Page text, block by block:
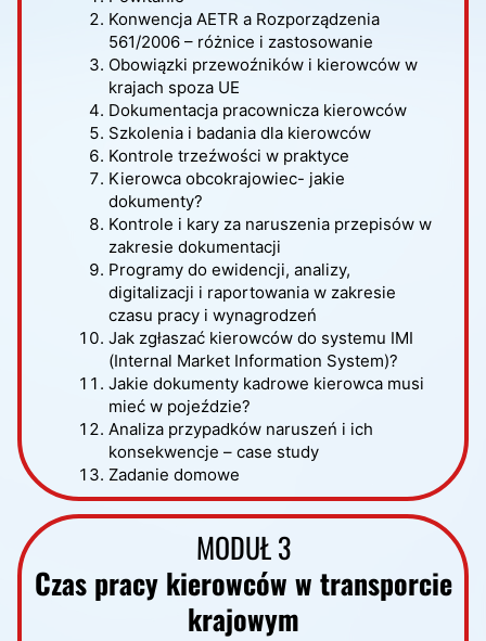
Konwencja AETR a Rozporządzenia
561/2006 – różnice i zastosowanie
Obowiązki przewoźników i kierowców w
krajach spoza UE
Dokumentacja pracownicza kierowców
Szkolenia i badania dla kierowców
Kontrole trzeźwości w praktyce
Kierowca obcokrajowiec- jakie
dokumenty?
Kontrole i kary za naruszenia przepisów w
zakresie dokumentacji
Programy do ewidencji, analizy,
digitalizacji i raportowania w zakresie
czasu pracy i wynagrodzeń
Jak zgłaszać kierowców do systemu IMI
(Internal Market Information System)?
Jakie dokumenty kadrowe kierowca musi
mieć w pojeździe?
Analiza przypadków naruszeń i ich
konsekwencje – case study
Zadanie domowe
MODUŁ 3
Czas pracy kierowców w transporcie
krajowym